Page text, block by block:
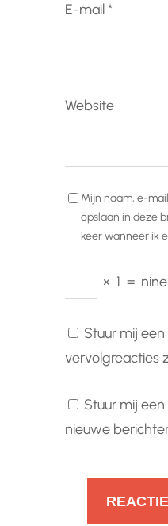
E-mail*
Website
Mijn naam, e-
opslaan in deze
keer wanneer ik
× 1 = nine
Stuur mij
vervolgreacties
Stuur mij
nieuwe